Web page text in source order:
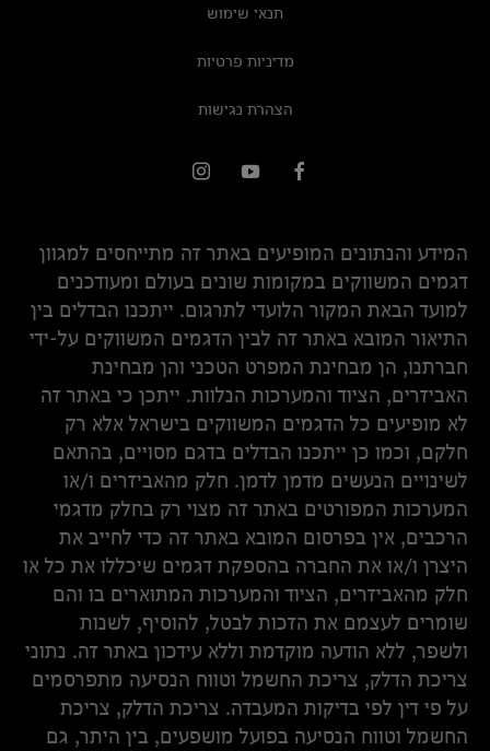
תנאי שימוש
מדיניות פרטיות
הצהרת נגישות
המידע והנתונים המופיעים באתר זה מתייחסים למגוון
דגמים המשווקים במקומות שונים בעולם ומעודכנים
למועד הבאת המקור הלועדי לתרגום. ייתכנו הבדלים בין
התיאור המובא באתר זה לבין הדגמים המשווקים על-ידי
חברתנו, הן מבחינת המפרט הטכני והן מבחינת
האביזרים, הציוד והמערכות הנלוות. ייתכן כי באתר זה
לא מופיעים כל הדגמים המשווקים בישראל אלא רק
חלקם, וכמו כן ייתכנו הבדלים בדגם מסויים, בהתאם
לשינויים הנעשים מדמן לדמן. חלק מהאביזרים ו/או
המערכות המפורטים באתר זה מצוי רק בחלק מדגמי
הרכבים, אין בפרסום המובא באתר זה כדי לחייב את
היצרן ו/או את החברה בהספקת דגמים שיכללו את כל או
חלק מהאביזרים, הציוד והמערכות המתוארים בו והם
שומרים לעצמם את הזכות לבטל, להוסיף, לשנות
ולשפר, ללא הודעה מוקדמת וללא עידכון באתר זה. נתוני
צריכת הדלק, צריכת החשמל וטווח הנסיעה מתפרסמים
על פי דין לפי בדיקות המעבדה. צריכת הדלק, צריכת
החשמל וטווח הנסיעה בפועל מושפעים, בין היתר, גם